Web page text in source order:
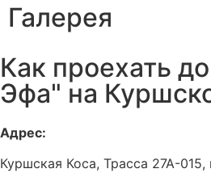
Галерея
Как проехать
Эфа" на
Адрес:
Куршская Коса, Трасса 27А-